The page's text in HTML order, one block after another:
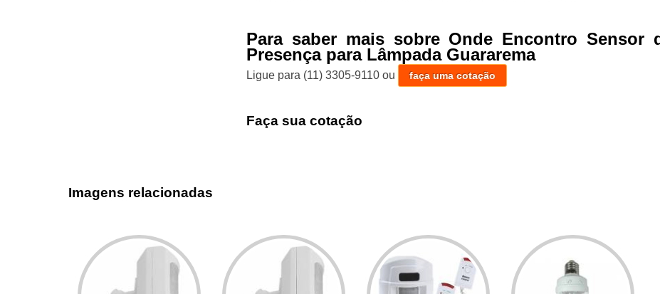
Para saber mais sobre Onde Encontro Sensor
Presença para Lâmpada Guararema
Ligue para (11) 3305-9110 ou faça uma cotação
Faça sua cotação
Imagens relacionadas